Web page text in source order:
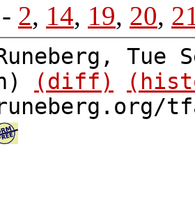
- 2, 14, 19, 20,
Tue
(diff)